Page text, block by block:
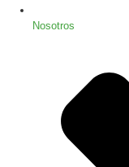
Nosotros